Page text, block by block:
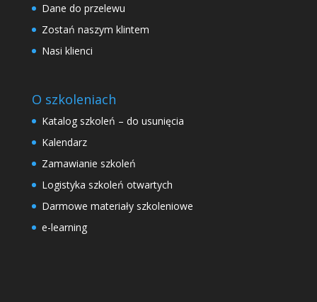
Dane do przelewu
Zostań naszym klintem
Nasi klienci
O szkoleniach
Katalog szkoleń – do usunięcia
Kalendarz
Zamawianie szkoleń
Logistyka szkoleń otwartych
Darmowe materiały szkoleniowe
e-learning